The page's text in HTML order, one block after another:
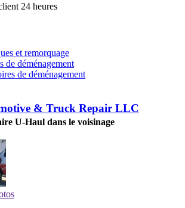
24 heures
et remorquage
de déménagement
de déménagement
& Truck Repair LLC
U-Haul dans le voisinage